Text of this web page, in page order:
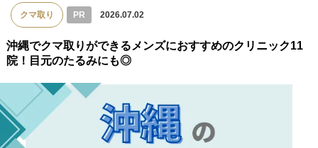
クマ取り PR 2026.07.02
沖縄でクマ取りができるメンズにおすすめのクリニック11
院！目元のたるみにも◎